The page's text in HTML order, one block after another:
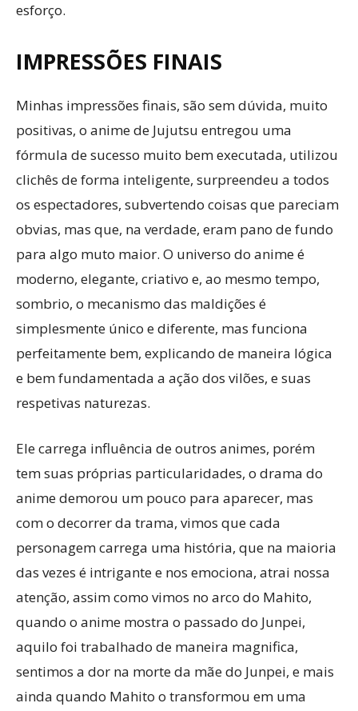
esforço.
IMPRESSÕES FINAIS
Minhas impressões finais, são sem dúvida, muito
positivas, o anime de Jujutsu entregou uma
fórmula de sucesso muito bem executada, utilizou
clichês de forma inteligente, surpreendeu a todos
os espectadores, subvertendo coisas que pareciam
obvias, mas que, na verdade, eram pano de fundo
para algo muto maior. O universo do anime é
moderno, elegante, criativo e, ao mesmo tempo,
sombrio, o mecanismo das maldições é
simplesmente único e diferente, mas funciona
perfeitamente bem, explicando de maneira lógica
e bem fundamentada a ação dos vilões, e suas
respetivas naturezas.
Ele carrega influência de outros animes, porém
tem suas próprias particularidades, o drama do
anime demorou um pouco para aparecer, mas
com o decorrer da trama, vimos que cada
personagem carrega uma história, que na maioria
das vezes é intrigante e nos emociona, atrai nossa
atenção, assim como vimos no arco do Mahito,
quando o anime mostra o passado do Junpei,
aquilo foi trabalhado de maneira magnifica,
sentimos a dor na morte da mãe do Junpei, e mais
ainda quando Mahito o transformou em uma